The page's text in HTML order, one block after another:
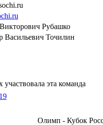
Рубашко
Васильевич Точилин
эта команда
Олимп - Кубок